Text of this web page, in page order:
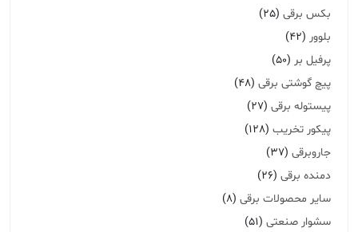
بکس برقی (25)
بلوور (42)
پرفیل بر (50)
پیچ گوشتی برقی (48)
پیستوله برقی (27)
پیکور تخریب (128)
جاروبرقی (37)
دمنده برقی (26)
سایر محصولات برقی (8)
سشوار صنعتی (51)